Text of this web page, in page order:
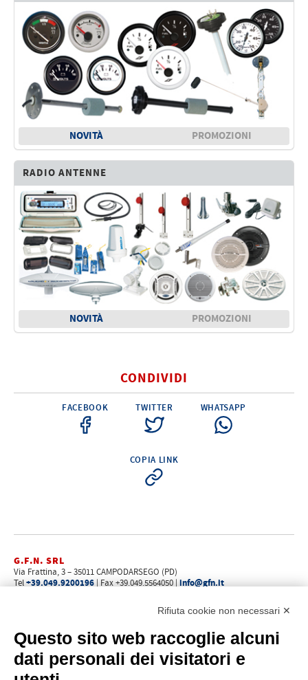
NOVITÀ PROMOZIONI
RADIO ANTENNE
NOVITÀ PROMOZIONI
CONDIVIDI
FACEBOOK TWITTER WHATSAPP
COPIA LINK
G.F.N. SRL
Via Frattina, 3 – 35011 CAMPODARSEGO (PD)
Tel+39.049.9200196 | Fax +39.049.5564050 | info@gfn.it
PROFILO
Chi siamo
Rifiuta cookie non necessari ✕
Questo sito web raccoglie alcuni
dati personali dei visitatori e